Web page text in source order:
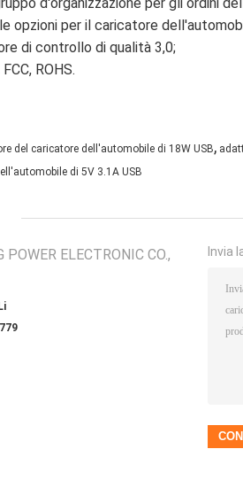
opzioni per il caricatore
di controllo di qualità 3,0;
ROHS.
del caricatore dell'automobile di 18W USB,
di 5V 3.1A USB
POWER ELECTRONIC CO.,
Invia